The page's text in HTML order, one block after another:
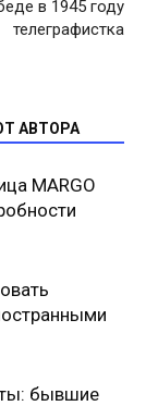
в 1945 году
телеграфистка
АВТОРА
MARGO
бывшие